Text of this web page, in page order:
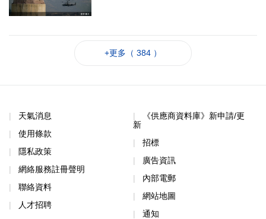
+更多（ 384 ）
天氣消息
使用條款
隱私政策
網絡服務註冊聲明
聯絡資料
人才招聘
《供應商資料庫》新申請/更
新
招標
廣告資訊
內部電郵
網站地圖
通知